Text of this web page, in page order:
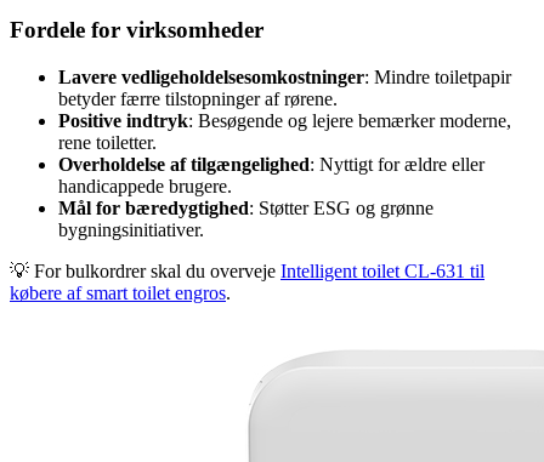
Fordele for virksomheder
Lavere vedligeholdelsesomkostninger: Mindre toiletpapir
betyder færre tilstopninger af rørene.
Positive indtryk: Besøgende og lejere bemærker moderne,
rene toiletter.
Overholdelse af tilgængelighed: Nyttigt for ældre eller
handicappede brugere.
Mål for bæredygtighed: Støtter ESG og grønne
bygningsinitiativer.
💡 For bulkordrer skal du overveje Intelligent toilet CL-631 til
købere af smart toilet engros.